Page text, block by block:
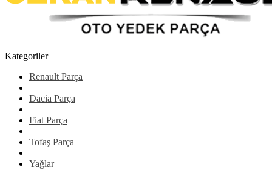
Kategoriler
Renault Parça
Dacia Parça
Fiat Parça
Tofaş Parça
Yağlar